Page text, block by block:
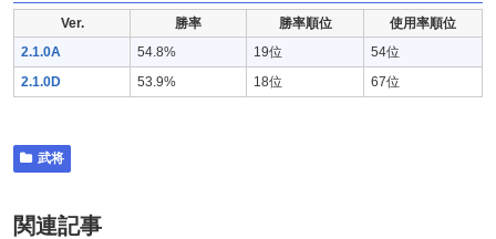
Ver. 勝率 勝率順位
使用率順位
2.1.0A
54.8% 19位 54位
2.1.0D 53.9% 18位 67位
武将
関連記事